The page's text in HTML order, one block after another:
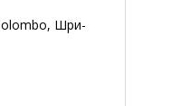
Шри-